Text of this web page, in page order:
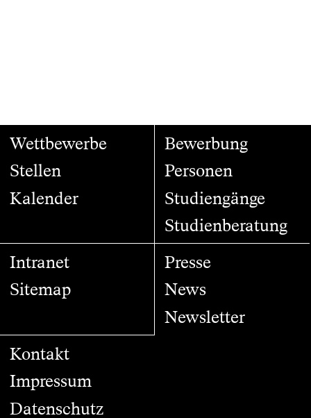
Wettbewerbe
Stellen
Kalender
Bewerbung
Personen
Studiengänge
Studienberatung
Intranet
Sitemap
Presse
News
Newsletter
Kontakt
Impressum
Datenschutz